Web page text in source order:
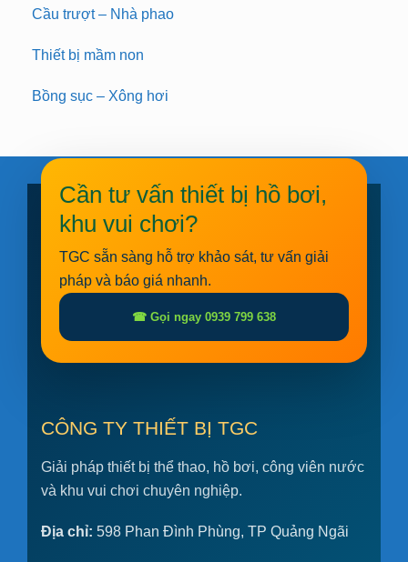
Cầu trượt – Nhà phao
Thiết bị mầm non
Bồng sục – Xông hơi
Cần tư vấn thiết bị hồ bơi,
khu vui chơi?
TGC sẵn sàng hỗ trợ khảo sát, tư vấn giải
pháp và báo giá nhanh.
☎ Gọi ngay 0939 799 638
CÔNG TY THIẾT BỊ TGC
Giải pháp thiết bị thể thao, hồ bơi, công viên nước
và khu vui chơi chuyên nghiệp.
Địa chỉ: 598 Phan Đình Phùng, TP Quảng Ngãi